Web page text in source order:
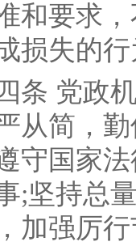
和要求
损失的行
党政机
从简，
守国家
;坚持总
加强厉